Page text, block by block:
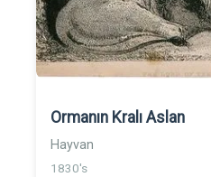
Ormanın Kralı Aslan
Hayvan
1830's